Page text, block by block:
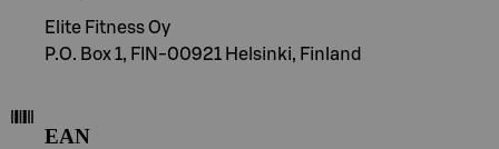
Elite Fitness Oy
P.O. Box 1, FIN-00921 Helsinki, Finland
EAN